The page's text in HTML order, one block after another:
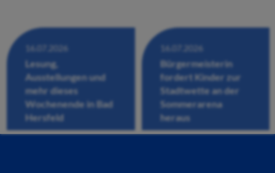
16.07.2026
Lesung,
Ausstellungen und
mehr dieses
Wochenende in Bad
Hersfeld
16.07.2026
Bürgermeisterin
fordert Kinder zur
Stadtwette an der
Sommerarena
heraus